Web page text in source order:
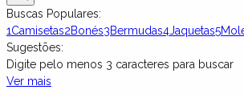
Buscas Populares:
1Camisetas2Bonés3Bermudas4Jaquetas5
Sugestões:
Digite pelo menos 3 caracteres para buscar
Ver mais